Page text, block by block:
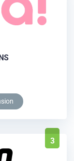
3